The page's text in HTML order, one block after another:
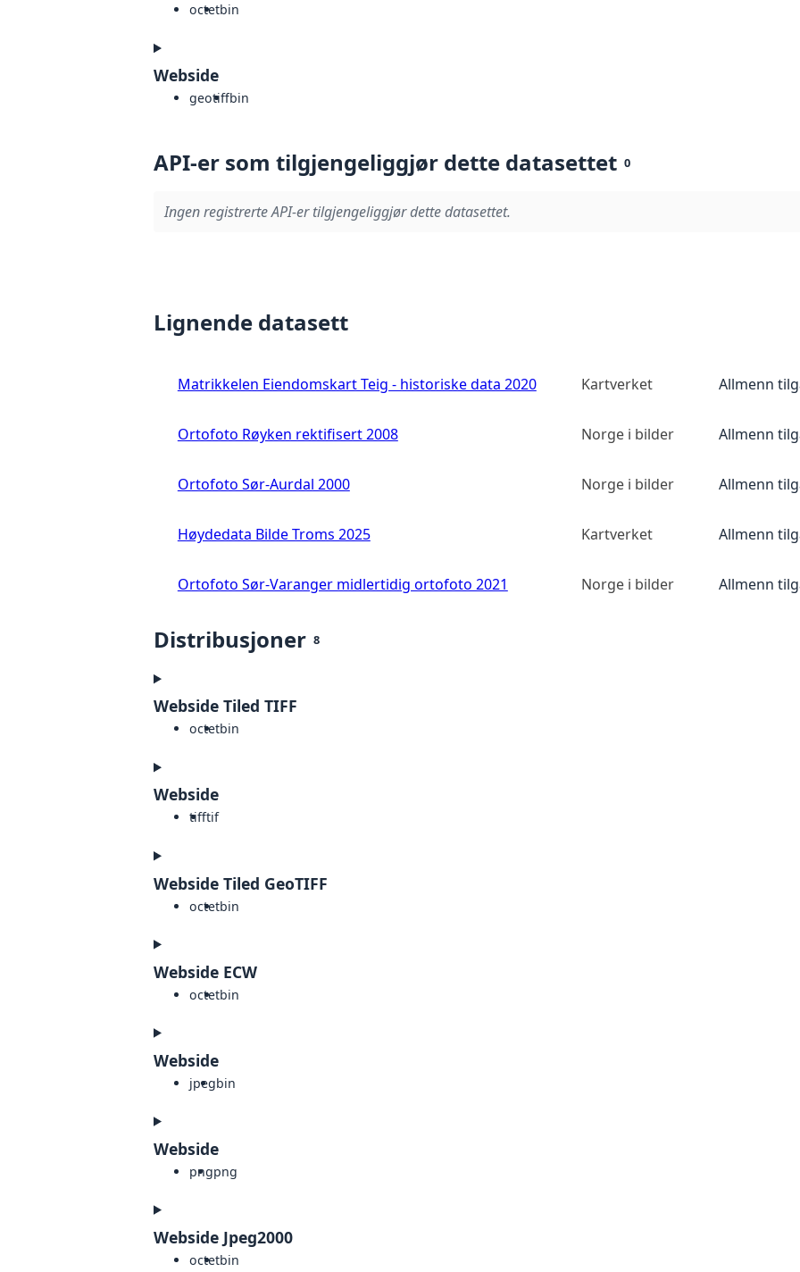
octetbin
Webside
geotiffbin
API-er som tilgjengeliggjør dette datasettet 0
Ingen registrerte API-er tilgjengeliggjør dette datasettet.
Lignende datasett
Matrikkelen Eiendomskart Teig - historiske data 2020 Kartverket Allmenn
Ortofoto Røyken rektifisert 2008 Norge i bilder Allmenn
Ortofoto Sør-Aurdal 2000 Norge i bilder Allmenn
Høydedata Bilde Troms 2025 Kartverket Allmenn
Ortofoto Sør-Varanger midlertidig ortofoto 2021 Norge i bilder Allmenn
Distribusjoner 8
Webside Tiled TIFF
octetbin
Webside
tifftif
Webside Tiled GeoTIFF
octetbin
Webside ECW
octetbin
Webside
jpegbin
Webside
pngpng
Webside Jpeg2000
octetbin